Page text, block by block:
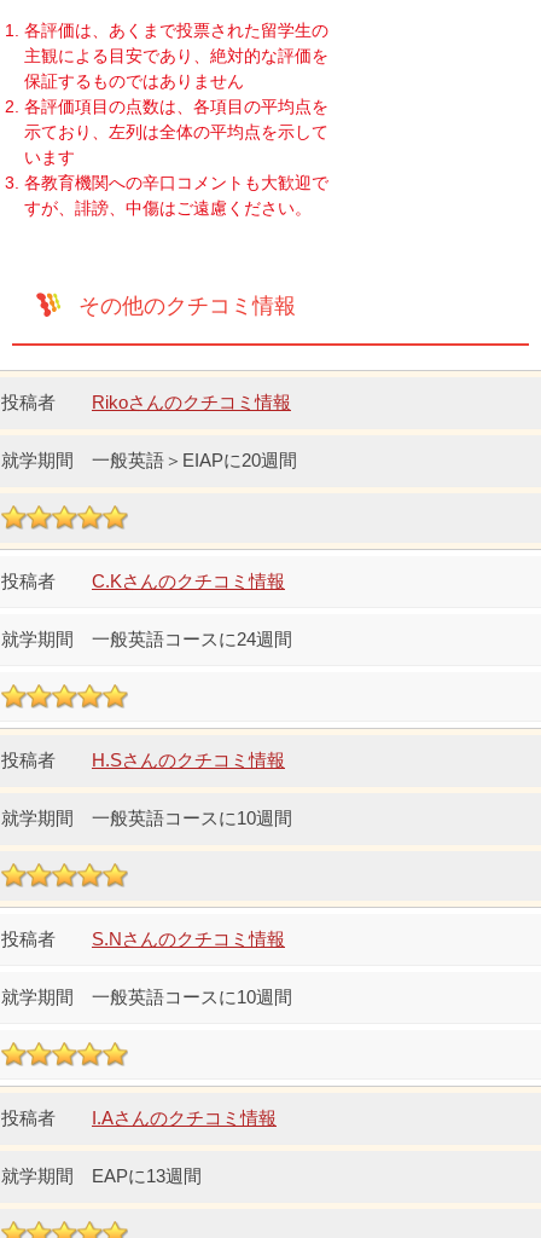
各評価は、あくまで投票された留学生の
主観による目安であり、絶対的な評価を
保証するものではありません
各評価項目の点数は、各項目の平均点を
示ており、左列は全体の平均点を示して
います
各教育機関への辛口コメントも大歓迎で
すが、誹謗、中傷はご遠慮ください。
その他のクチコミ情報
Rikoさんのクチコミ情報
一般英語＞EIAPに20週間
C.Kさんのクチコミ情報
一般英語コースに24週間
H.Sさんのクチコミ情報
一般英語コースに10週間
S.Nさんのクチコミ情報
一般英語コースに10週間
I.Aさんのクチコミ情報
EAPに13週間